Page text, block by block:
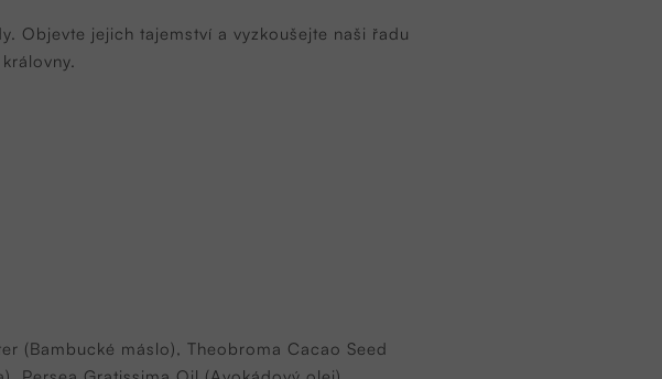
Objevte jejich tajemství a vyzkoušejte naši řadu
(Bambucké máslo), Theobroma Cacao Seed